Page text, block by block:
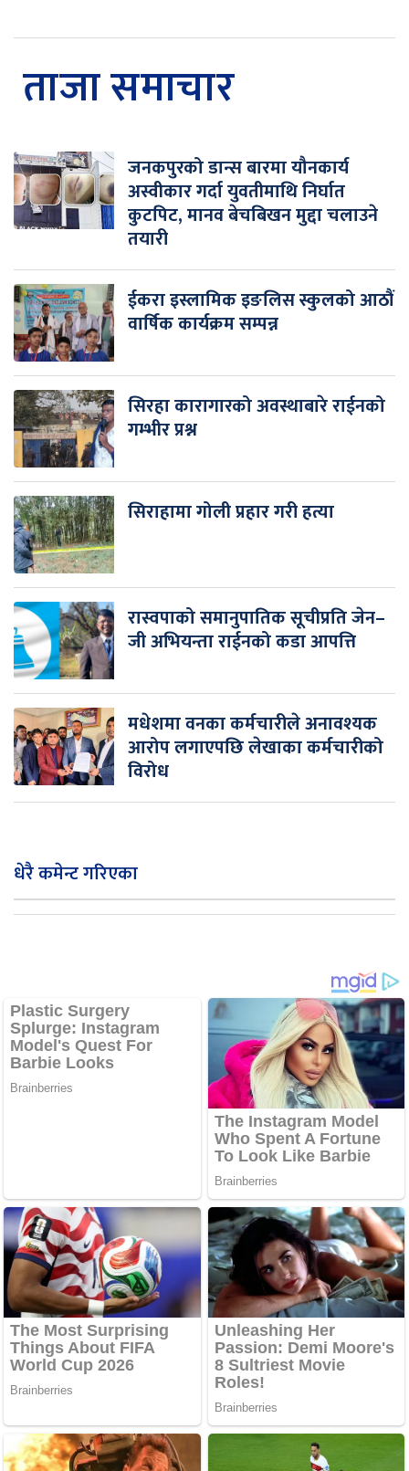
ताजा समाचार
जनकपुरको डान्स बारमा यौनकार्य
अस्वीकार गर्दा युवतीमाथि निर्घात
कुटपिट, मानव बेचबिखन मुद्दा चलाउने
तयारी
ईकरा इस्लामिक इङलिस स्कुलको आठौं
वार्षिक कार्यक्रम सम्पन्न
सिरहा कारागारको अवस्थाबारे राईनको
गम्भीर प्रश्न
सिराहामा गोली प्रहार गरी हत्या
रास्वपाको समानुपातिक सूचीप्रति जेन–
जी अभियन्ता राईनको कडा आपत्ति
मधेशमा वनका कर्मचारीले अनावश्यक
आरोप लगाएपछि लेखाका कर्मचारीको
विरोध
धेरै कमेन्ट गरिएका